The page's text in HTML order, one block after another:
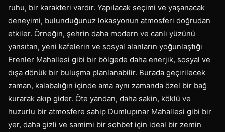
ruhu, bir karakteri vardır. Yapılacak seçimi ve yaşanacak
deneyimi, bulunduğunuz lokasyonun atmosferi doğrudan
etkiler. Örneğin, şehrin daha modern ve canlı yüzünü
yansıtan, yeni kafelerin ve sosyal alanların yoğunlaştığı
Erenler Mahallesi gibi bir bölgede daha enerjik, sosyal ve
dışa dönük bir buluşma planlanabilir. Burada geçirilecek
zaman, kalabalığın içinde ama aynı zamanda özel bir bağ
kurarak akıp gider. Öte yandan, daha sakin, köklü ve
huzurlu bir atmosfere sahip Dumlupınar Mahallesi gibi bir
yer, daha gizli ve samimi bir sohbet için ideal bir zemin